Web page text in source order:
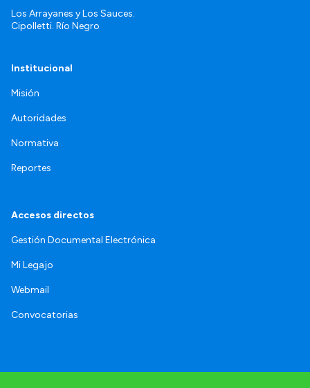
Los Arrayanes y Los Sauces.
Cipolletti. Río Negro
Institucional
Misión
Autoridades
Normativa
Reportes
Accesos directos
Gestión Documental Electrónica
Mi Legajo
Webmail
Convocatorias